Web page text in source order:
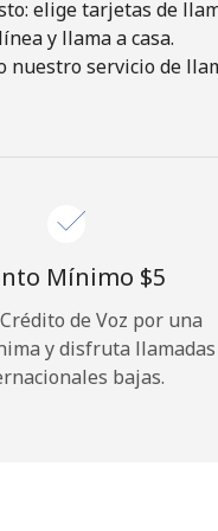
contraseña? →
elige tarjetas de
y llama a casa.
nuestro servicio de
Mínimo ⁦$5⁩
de Voz por una
y disfruta llamadas
bajas.